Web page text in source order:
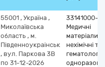
55001 , Україна ,
Миколаївська
область , м.
Південноукраінськ
, вул. Паркова 3В
по 31-12-2026
33141000-0
Медичні
матеріали
нехімічні та